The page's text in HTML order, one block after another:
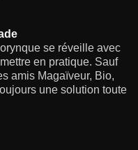
se réveille avec
en pratique. Sauf
amis Magaïveur, Bio,
une solution toute